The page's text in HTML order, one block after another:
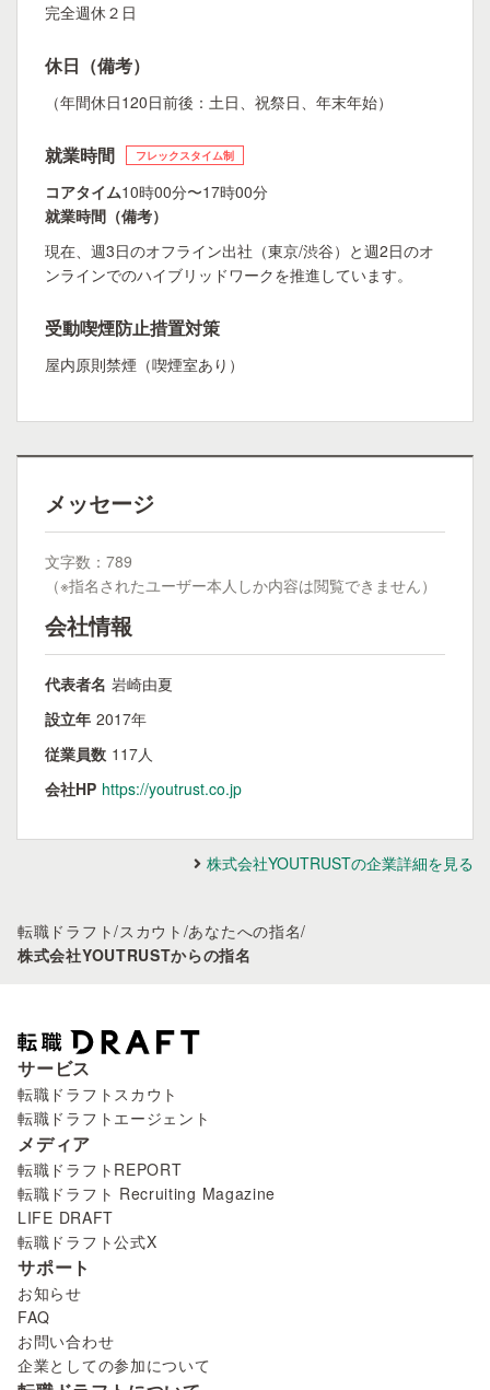
完全週休２日
休日（備考）
（年間休日120日前後：土日、祝祭日、年末年始）
就業時間 フレックスタイム制
コアタイム10時00分〜17時00分
就業時間（備考）
現在、週3日のオフライン出社（東京/渋谷）と週2日のオ
ンラインでのハイブリッドワークを推進しています。
受動喫煙防止措置対策
屋内原則禁煙（喫煙室あり）
メッセージ
文字数：789
（※指名されたユーザー本人しか内容は閲覧できません）
会社情報
代表者名 岩崎由夏
設立年 2017年
従業員数 117人
会社HP https://youtrust.co.jp
株式会社YOUTRUSTの企業詳細を見る
転職ドラフト/スカウト /あなたへの指名/
株式会社YOUTRUSTからの指名
サービス
転職ドラフトスカウト
転職ドラフトエージェント
メディア
転職ドラフトREPORT
転職ドラフト Recruiting Magazine
LIFE DRAFT
転職ドラフト公式X
サポート
お知らせ
FAQ
お問い合わせ
企業としての参加について